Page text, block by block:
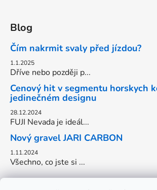
Blog
Čím nakrmit svaly před jízdou?
1.1.2025
Dříve nebo později p...
Cenový hit v segmentu horskych
jedinečném designu
28.12.2024
FUJI Nevada je ideál...
Nový gravel JARI CARBON
1.11.2024
Všechno, co jste si ...